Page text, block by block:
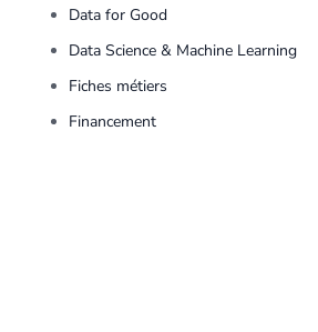
Data for Good
Data Science & Machine Learning
Fiches métiers
Financement